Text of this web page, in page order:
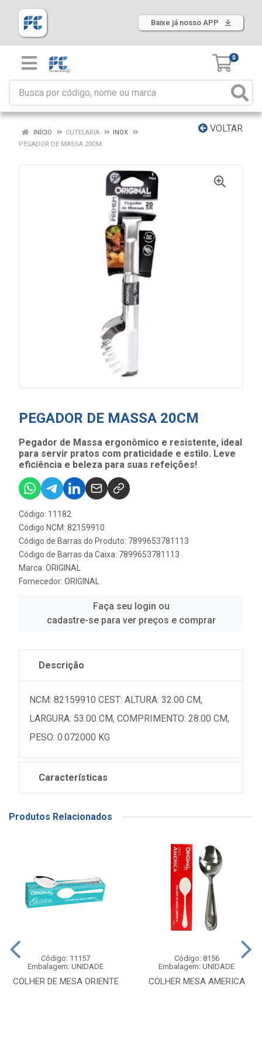
Baixe já nosso APP
0
VOLTAR
INÍCIO CUTELARIA
INOX
PEGADOR DE MASSA 20CM
PEGADOR DE MASSA 20CM
Pegador de Massa ergonômico e resistente, ideal
para servir pratos com praticidade e estilo. Leve
eficiência e beleza para suas refeições!
Código: 11182
Código NCM: 82159910
Código de Barras do Produto: 7899653781113
Código de Barras da Caixa: 7899653781113
Marca: ORIGINAL
Fornecedor: ORIGINAL
Faça seu login ou
cadastre-se para ver preços e comprar
Descrição
NCM: 82159910 CEST: ALTURA: 32.00 CM,
LARGURA: 53.00 CM, COMPRIMENTO: 28.00 CM,
PESO: 0.072000 KG
Características
Produtos Relacionados
COLHER DE MESA ORIENTE
Código: 11157
Embalagem: UNIDADE
COLHER MESA AMERICA
Código: 8156
Embalagem: UNIDADE